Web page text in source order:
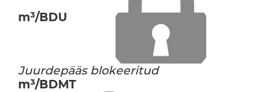
m³/BDU
Juurdepääs blokeeritud
m³/BDMT